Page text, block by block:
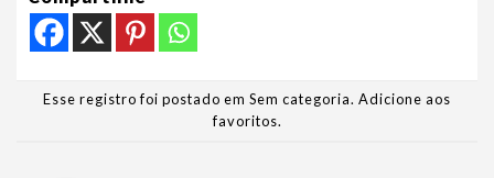
Esse registro foi postado em Sem categoria. Adicione aos
favoritos.